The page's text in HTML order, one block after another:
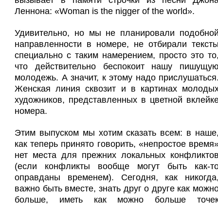
Леннона: «Woman is the nigger of the world».
Удивительно, но мы не планировали
направленности в номере, не отбирали
специально с таким намерением, просто это
что действительно беспокоит нашу
молодежь. А значит, к этому надо
Женская линия сквозит и в картинах
художников, представленных в цветной
номера.
Этим выпуском мы хотим сказать всем: в
как теперь принято говорить, «непростое
нет места для прежних локальных
(если конфликты вообще могут быть как-
оправданы временем). Сегодня, как
важно быть вместе, знать друг о друге как
больше, иметь как можно больше